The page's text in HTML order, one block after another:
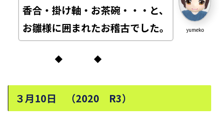
yumeko
香合・掛け軸・お茶碗・・・と、
お雛様に囲まれたお稽古でした。
◆ ◆
３月10日 （2020 R3）